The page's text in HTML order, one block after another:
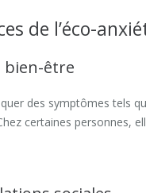
de l’éco-
bien-être
des symptômes tels
certaines personnes,